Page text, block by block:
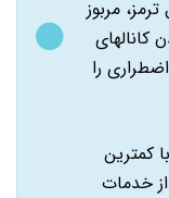
مربوز
را
کمترین
خدمات